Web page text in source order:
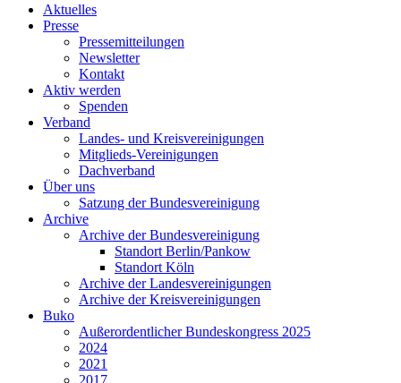
Aktuelles
Presse
Pressemitteilungen
Newsletter
Kontakt
Aktiv werden
Spenden
Verband
Landes- und Kreisvereinigungen
Mitglieds-Vereinigungen
Dachverband
Über uns
Satzung der Bundesvereinigung
Archive
Archive der Bundesvereinigung
Standort Berlin/Pankow
Standort Köln
Archive der Landesvereinigungen
Archive der Kreisvereinigungen
Buko
Außerordentlicher Bundeskongress 2025
2024
2021
2017